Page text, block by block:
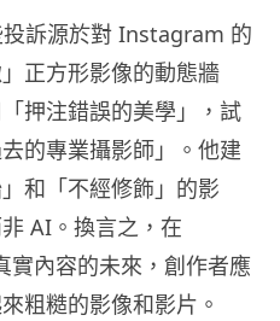
訴源於對 Instagram 的
正方形影像的動態牆
押注錯誤的美學」，試
的專業攝影師」。他建
和「不經修飾」的影
AI。換言之，在
內容的未來，創作者應
粗糙的影像和影片。